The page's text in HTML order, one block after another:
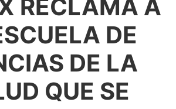
RECLAMA A
DE
DE LA
QUE SE